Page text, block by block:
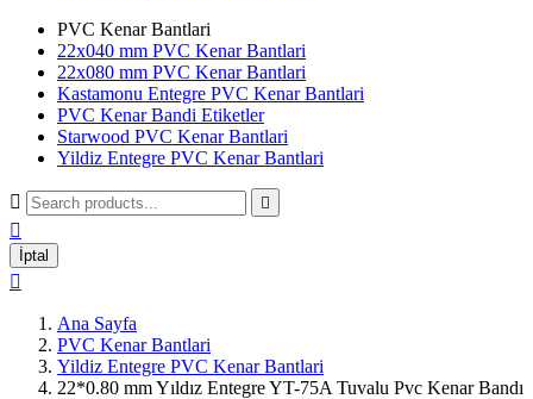
PVC Kenar Bantlari
22x040 mm PVC Kenar Bantlari
22x080 mm PVC Kenar Bantlari
Kastamonu Entegre PVC Kenar Bantlari
PVC Kenar Bandi Etiketler
Starwood PVC Kenar Bantlari
Yildiz Entegre PVC Kenar Bantlari
 

İptal

Ana Sayfa
PVC Kenar Bantlari
Yildiz Entegre PVC Kenar Bantlari
22*0.80 mm Yıldız Entegre YT-75A Tuvalu Pvc Kenar Bandı